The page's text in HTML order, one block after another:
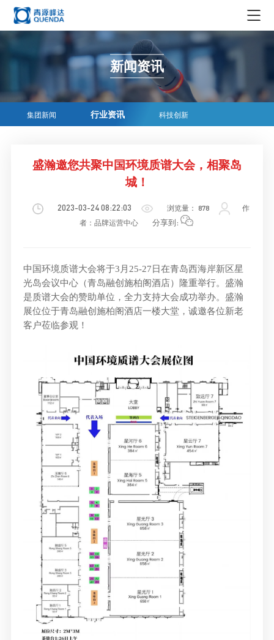
领导简介
发展历程
青源峰达AI智能体
集团新闻
企业生态
投资
文化
企业文化
在线商务
媒体联系
工作环境
人才招聘
联系我们
新闻资讯
集团新闻 行业资讯 科技创新
盛瀚邀您共聚中国环境质谱大会，相聚岛
城！
2023-03-24 08:22:03 浏览量： 878
作
者：品牌运营中心
分享到:
中国环境质谱大会将于3月25-27日在青岛西海岸新区星
光岛会议中心（青岛融创施柏阁酒店）隆重举行。盛瀚
是质谱大会的赞助单位，全力支持大会成功举办。盛瀚
展位位于青岛融创施柏阁酒店一楼大堂，诚邀各位新老
客户莅临参观！